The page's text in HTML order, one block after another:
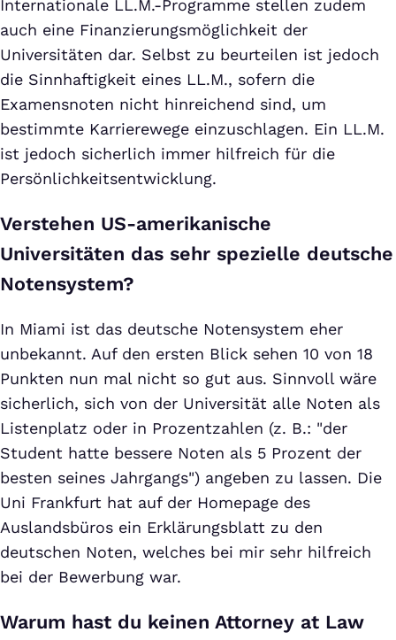
Internationale LL.M.-Programme stellen zudem
auch eine Finanzierungsmöglichkeit der
Universitäten dar. Selbst zu beurteilen ist jedoch
die Sinnhaftigkeit eines LL.M., sofern die
Examensnoten nicht hinreichend sind, um
bestimmte Karrierewege einzuschlagen. Ein LL.M.
ist jedoch sicherlich immer hilfreich für die
Persönlichkeitsentwicklung.
Verstehen US-amerikanische
Universitäten das sehr spezielle deutsche
Notensystem?
In Miami ist das deutsche Notensystem eher
unbekannt. Auf den ersten Blick sehen 10 von 18
Punkten nun mal nicht so gut aus. Sinnvoll wäre
sicherlich, sich von der Universität alle Noten als
Listenplatz oder in Prozentzahlen (z. B.: "der
Student hatte bessere Noten als 5 Prozent der
besten seines Jahrgangs") angeben zu lassen. Die
Uni Frankfurt hat auf der Homepage des
Auslandsbüros ein Erklärungsblatt zu den
deutschen Noten, welches bei mir sehr hilfreich
bei der Bewerbung war.
Warum hast du keinen Attorney at Law